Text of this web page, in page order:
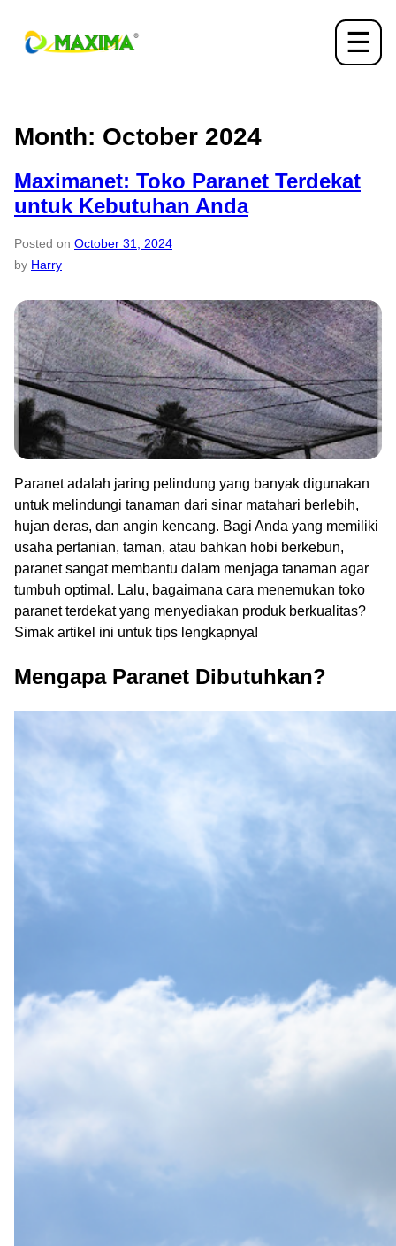
☰
Month: October 2024
Maximanet: Toko Paranet Terdekat
untuk Kebutuhan Anda
Posted on October 31, 2024
by Harry
Paranet adalah jaring pelindung yang banyak digunakan
untuk melindungi tanaman dari sinar matahari berlebih,
hujan deras, dan angin kencang. Bagi Anda yang memiliki
usaha pertanian, taman, atau bahkan hobi berkebun,
paranet sangat membantu dalam menjaga tanaman agar
tumbuh optimal. Lalu, bagaimana cara menemukan toko
paranet terdekat yang menyediakan produk berkualitas?
Simak artikel ini untuk tips lengkapnya!
Mengapa Paranet Dibutuhkan?